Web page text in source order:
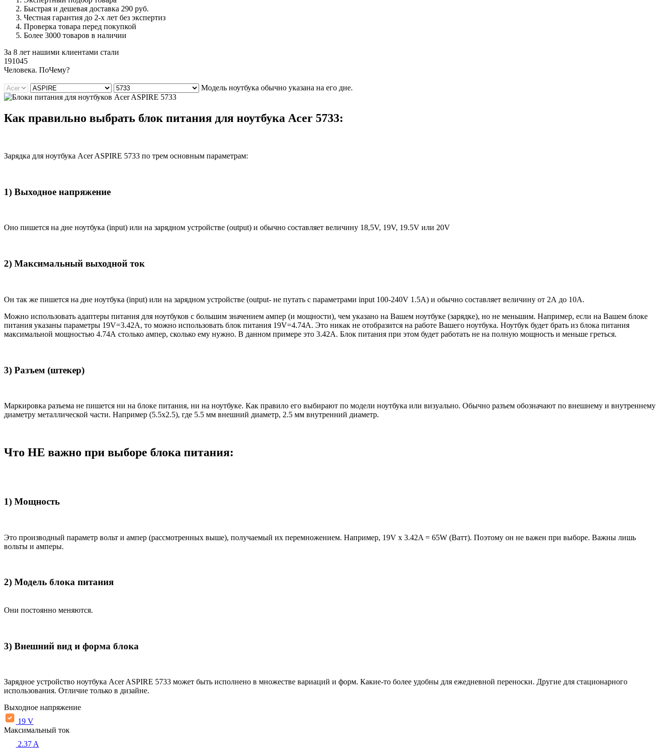
Быстрая и дешевая доставка 290 руб.
Честная гарантия до 2-х лет без экспертиз
Проверка товара перед покупкой
Более 3000 товаров в наличии
За 8 лет нашими клиентами стали
191045
Человека. ПоЧему?
Модель ноутбука обычно указана на его дне.
Как правильно выбрать блок питания для ноутбука Acer 5733:
Зарядка для ноутбука Acer ASPIRE 5733 по трем основным параметрам:
1) Выходное напряжение
Оно пишется на дне ноутбука (input) или на зарядном устройстве (output) и обычно составляет величину 18,5V, 19V, 19.5V или 20V
2) Максимальный выходной ток
Он так же пишется на дне ноутбука (input) или на зарядном устройстве (output- не путать с параметрами input 100-240V 1.5A) и обычно составляет величину от 2А до 10A.
Можно использовать адаптеры питания для ноутбуков с большим значением ампер (и мощности), чем указано на Вашем ноутбуке (зарядке), но не меньшим. Например, если на Вашем блоке
питания указаны параметры 19V=3.42A, то можно использовать блок питания 19V=4.74A. Это никак не отобразится на работе Вашего ноутбука. Ноутбук будет брать из блока питания
максимальной мощностью 4.74А столько ампер, сколько ему нужно. В данном примере это 3.42А. Блок питания при этом будет работать не на полную мощность и меньше греться.
3) Разъем (штекер)
Маркировка разъема не пишется ни на блоке питания, ни на ноутбуке. Как правило его выбирают по модели ноутбука или визуально. Обычно разъем обозначают по внешнему и внутреннему
диаметру металлической части. Например (5.5x2.5), где 5.5 мм внешний диаметр, 2.5 мм внутренний диаметр.
Что НЕ важно при выборе блока питания:
1) Мощность
Это производный параметр вольт и ампер (рассмотренных выше), получаемый их перемножением. Например, 19V x 3.42A = 65W (Ватт). Поэтому он не важен при выборе. Важны лишь
вольты и амперы.
2) Модель блока питания
Они постоянно меняются.
3) Внешний вид и форма блока
Зарядное устройство ноутбука Acer ASPIRE 5733 может быть исполнено в множестве вариаций и форм. Какие-то более удобны для ежедневной переноски. Другие для стационарного
использования. Отличие только в дизайне.
Выходное напряжение
19 V
Максимальный ток
2.37 A